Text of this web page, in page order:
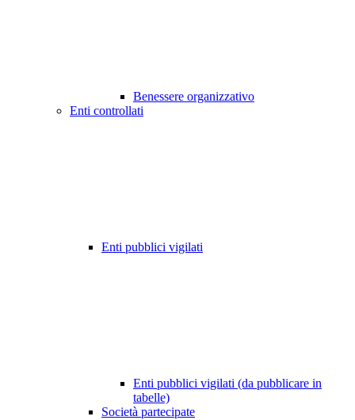
Benessere organizzativo
Enti controllati
Enti pubblici vigilati
Enti pubblici vigilati (da pubblicare in
tabelle)
Società partecipate